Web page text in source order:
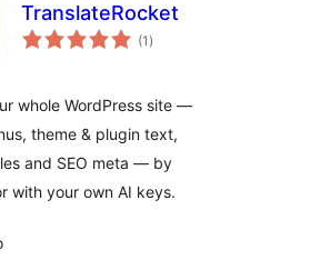
TranslateRocket
(1 общий
рейтинг
)
whole WordPress site —
theme & plugin text,
and SEO meta — by
with your own AI keys.